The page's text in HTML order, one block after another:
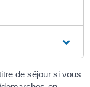
de séjour si vous